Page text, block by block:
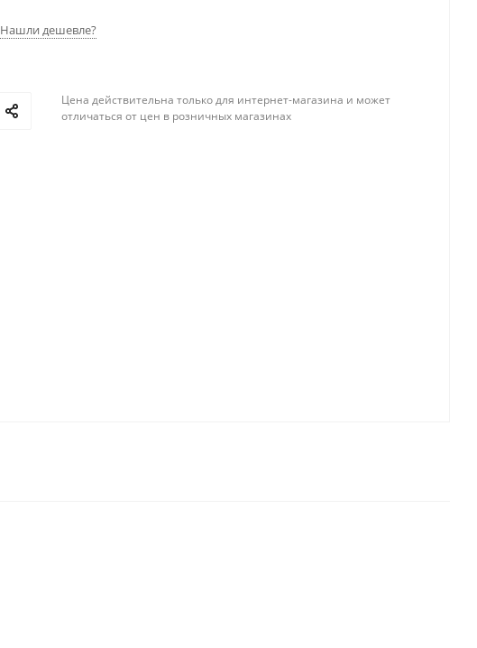
Нашли дешевле?
Цена действительна только для интернет-магазина и может
отличаться от цен в розничных магазинах